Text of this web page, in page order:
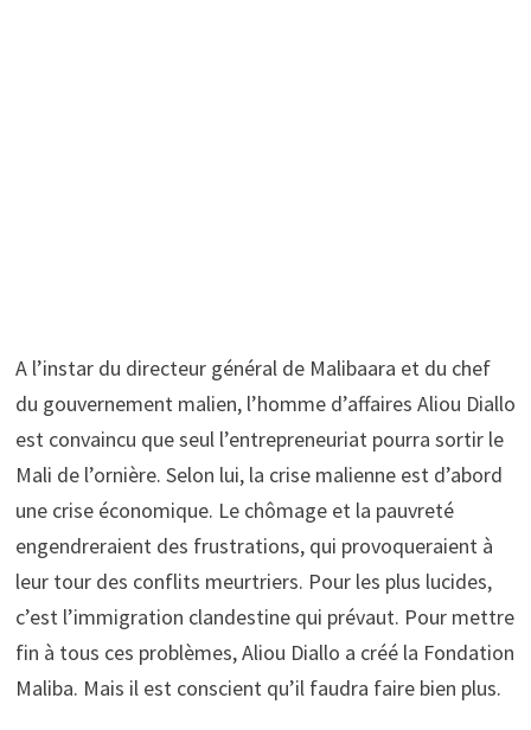
A l’instar du directeur général de Malibaara et du chef
du gouvernement malien, l’homme d’affaires Aliou Diallo
est convaincu que seul l’entrepreneuriat pourra sortir le
Mali de l’ornière. Selon lui, la crise malienne est d’abord
une crise économique. Le chômage et la pauvreté
engendreraient des frustrations, qui provoqueraient à
leur tour des conflits meurtriers. Pour les plus lucides,
c’est l’immigration clandestine qui prévaut. Pour mettre
fin à tous ces problèmes, Aliou Diallo a créé la Fondation
Maliba. Mais il est conscient qu’il faudra faire bien plus.